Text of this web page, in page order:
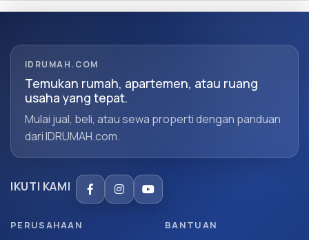
IDRUMAH.COM
Temukan rumah, apartemen, atau ruang
usaha yang tepat.
Mulai jual, beli, atau sewa properti dengan panduan
dari IDRUMAH.com.
IKUTI KAMI
PERUSAHAAN BANTUAN